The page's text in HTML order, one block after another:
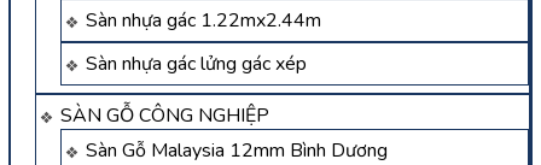
Sàn nhựa gác 1.22mx2.44m
Sàn nhựa gác lửng gác xép
SÀN GỖ CÔNG NGHIỆP
Sàn Gỗ Malaysia 12mm Bình Dương